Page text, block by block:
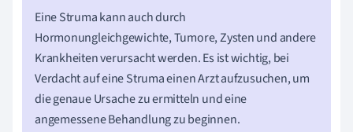
Eine Struma kann auch durch
Hormonungleichgewichte, Tumore, Zysten und andere
Krankheiten verursacht werden. Es ist wichtig, bei
Verdacht auf eine Struma einen Arzt aufzusuchen, um
die genaue Ursache zu ermitteln und eine
angemessene Behandlung zu beginnen.